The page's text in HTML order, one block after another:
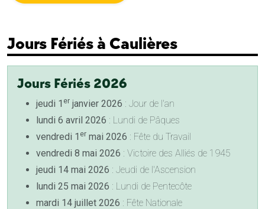
Jours Fériés à Caulières
Jours Fériés 2026
jeudi 1 er janvier 2026 : Jour de l'an
lundi 6 avril 2026 : Lundi de Pâques
vendredi 1 er mai 2026 : Fête du Travail
vendredi 8 mai 2026 : Victoire des Alliés de 1945
jeudi 14 mai 2026 : Jeudi de l'Ascension
lundi 25 mai 2026 : Lundi de Pentecôte
mardi 14 juillet 2026 : Fête Nationale